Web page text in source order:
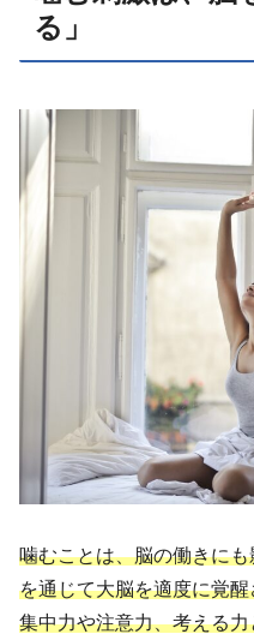
る」
噛むことは、脳の働きに
を通じて大脳を適度に覚
集中力や注意力、考える